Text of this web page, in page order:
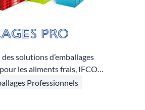
pro
solutions d’emballages
les aliments frais, IFCO
de nombreuses années les
alimentaires dans la
Professionnels